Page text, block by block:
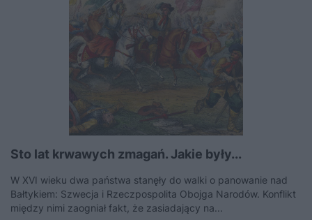
Sto lat krwawych zmagań. Jakie były...
W XVI wieku dwa państwa stanęły do walki o panowanie nad
Bałtykiem: Szwecja i Rzeczpospolita Obojga Narodów. Konflikt
między nimi zaogniał fakt, że zasiadający na...